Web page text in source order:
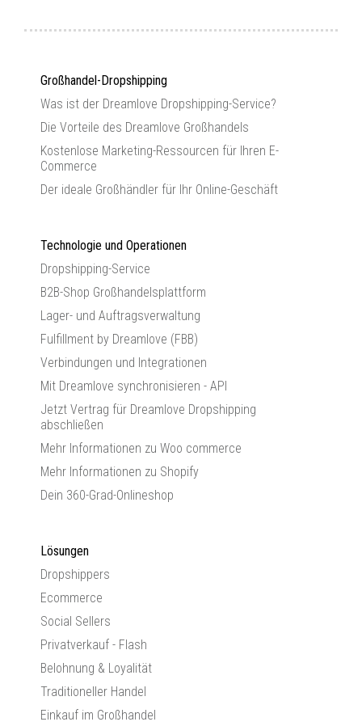
Großhandel-Dropshipping
Was ist der Dreamlove Dropshipping-Service?
Die Vorteile des Dreamlove Großhandels
Kostenlose Marketing-Ressourcen für Ihren E-
Commerce
Der ideale Großhändler für Ihr Online-Geschäft
Technologie und Operationen
Dropshipping-Service
B2B-Shop Großhandelsplattform
Lager- und Auftragsverwaltung
Fulfillment by Dreamlove (FBB)
Verbindungen und Integrationen
Mit Dreamlove synchronisieren - API
Jetzt Vertrag für Dreamlove Dropshipping
abschließen
Mehr Informationen zu Woo commerce
Mehr Informationen zu Shopify
Dein 360-Grad-Onlineshop
Lösungen
Dropshippers
Ecommerce
Social Sellers
Privatverkauf - Flash
Belohnung & Loyalität
Traditioneller Handel
Einkauf im Großhandel